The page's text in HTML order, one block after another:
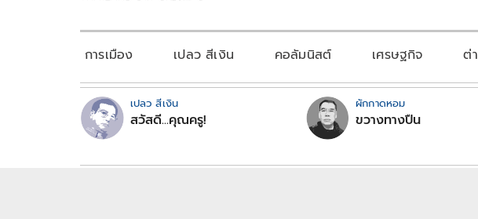
การเมือง เปลว สีเงิน คอลัมนิสต์ เศรษฐกิจ ต่
เปลว สีเงิน
สวัสดี...คุณครู!
ผักกาดหอม
ขวางทางปืน